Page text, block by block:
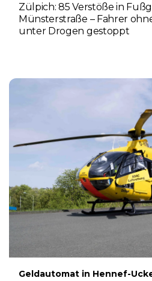
Zülpich: 85 Verstöße in
Münsterstraße – Fahrer
unter Drogen gestoppt
Geldautomat in Hennef-